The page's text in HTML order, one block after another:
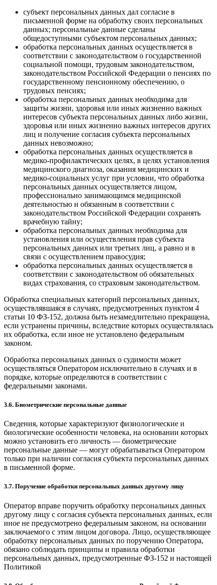
субъект персональных данных дал согласие в
письменной форме на обработку своих персональных
данных; персональные данные сделаны
общедоступными субъектом персональных данных;
обработка персональных данных осуществляется в
соответствии с законодательством о государственной
социальной помощи, трудовым законодательством,
законодательством Российской Федерации о пенсиях по
государственному пенсионному обеспечению, о
трудовых пенсиях;
обработка персональных данных необходима для
защиты жизни, здоровья или иных жизненно важных
интересов субъекта персональных данных либо жизни,
здоровья или иных жизненно важных интересов других
лиц и получение согласия субъекта персональных
данных невозможно;
обработка персональных данных осуществляется в
медико-профилактических целях, в целях установления
медицинского диагноза, оказания медицинских и
медико-социальных услуг при условии, что обработка
персональных данных осуществляется лицом,
профессионально занимающимся медицинской
деятельностью и обязанным в соответствии с
законодательством Российской Федерации сохранять
врачебную тайну;
обработка персональных данных необходима для
установления или осуществления прав субъекта
персональных данных или третьих лиц, а равно и в
связи с осуществлением правосудия;
обработка персональных данных осуществляется в
соответствии с законодательством об обязательных
видах страхования, со страховым законодательством.
Обработка специальных категорий персональных данных,
осуществлявшаяся в случаях, предусмотренных пунктом 4
статьи 10 ФЗ-152, должна быть незамедлительно прекращена,
если устранены причины, вследствие которых осуществлялась
их обработка, если иное не установлено федеральным
законом.
Обработка персональных данных о судимости может
осуществляться Оператором исключительно в случаях и в
порядке, которые определяются в соответствии с
федеральными законами.
3.6. Биометрические персональные данные
Сведения, которые характеризуют физиологические и
биологические особенности человека, на основании которых
можно установить его личность — биометрические
персональные данные — могут обрабатываться Оператором
только при наличии согласия субъекта персональных данных
в письменной форме.
3.7. Поручение обработки персональных данных другому лицу
Оператор вправе поручить обработку персональных данных
другому лицу с согласия субъекта персональных данных, если
иное не предусмотрено федеральным законом, на основании
заключаемого с этим лицом договора. Лицо, осуществляющее
обработку персональных данных по поручению Оператора,
обязано соблюдать принципы и правила обработки
персональных данных, предусмотренные ФЗ-152 и настоящей
Политикой